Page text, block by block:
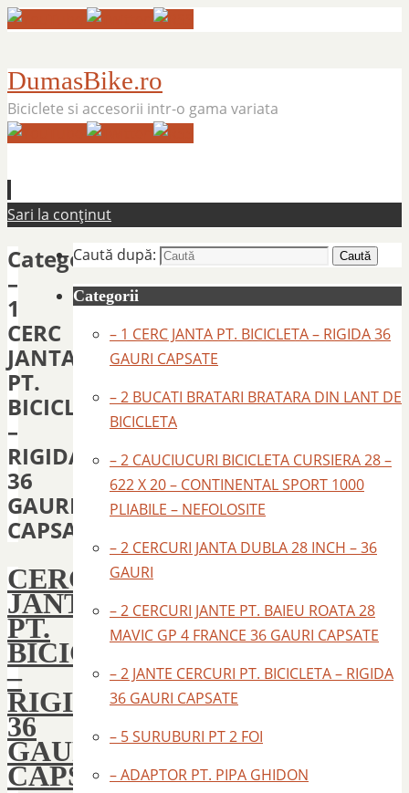
DumasBike.ro
Biciclete si accesorii intr-o gama variata
Sari la conținut
Categorie:
–
1
CERC
JANTA
PT.
BICICLETA
–
RIGIDA
36
GAURI
CAPSATE
CERC
JANTA
PT.
BICICLETA
–
RIGIDA
36
GAURI
CAPSATE
Caută după: Caută
Categorii
– 1 CERC JANTA PT. BICICLETA – RIGIDA 36
GAURI CAPSATE
– 2 BUCATI BRATARI BRATARA DIN LANT DE
BICICLETA
– 2 CAUCIUCURI BICICLETA CURSIERA 28 –
622 X 20 – CONTINENTAL SPORT 1000
PLIABILE – NEFOLOSITE
– 2 CERCURI JANTA DUBLA 28 INCH – 36
GAURI
– 2 CERCURI JANTE PT. BAIEU ROATA 28
MAVIC GP 4 FRANCE 36 GAURI CAPSATE
– 2 JANTE CERCURI PT. BICICLETA – RIGIDA
36 GAURI CAPSATE
– 5 SURUBURI PT 2 FOI
– ADAPTOR PT. PIPA GHIDON